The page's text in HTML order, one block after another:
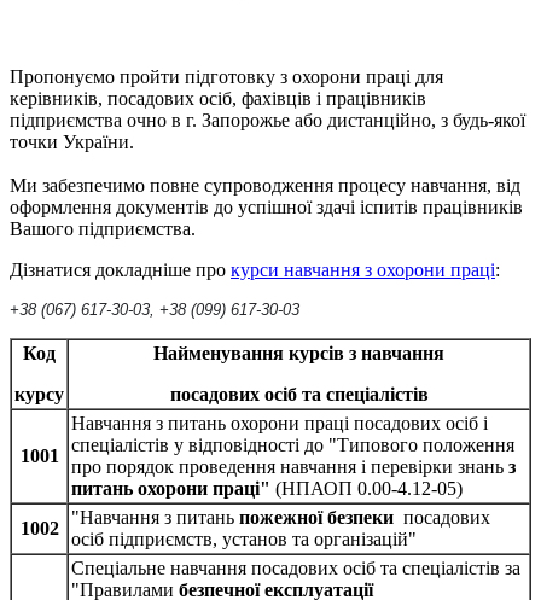
Пропонуємо пройти підготовку з охорони праці для
керівників, посадових осіб, фахівців і працівників
підприємства очно в г. Запорожье або дистанційно, з будь-якої
точки України.
Ми забезпечимо повне супроводження процесу навчання, від
оформлення документів до успішної здачі іспитів працівників
Вашого підприємства.
Дізнатися докладніше про курси навчання з охорони праці:
+38 (067) 617-30-03, +38 (099) 617-30-03
Код
курсу
Найменування курсів з навчання
посадових осіб та спеціалістів
1001
Навчання з питань охорони праці посадових осіб і
спеціалістів у відповідності до "Типового положення
про порядок проведення навчання і перевірки знань з
питань охорони праці" (НПАОП 0.00-4.12-05)
1002
"Навчання з питань пожежної безпеки посадових
осіб підприємств, установ та організацій"
Спеціальне навчання посадових осіб та спеціалістів за
"Правилами безпечної експлуатації